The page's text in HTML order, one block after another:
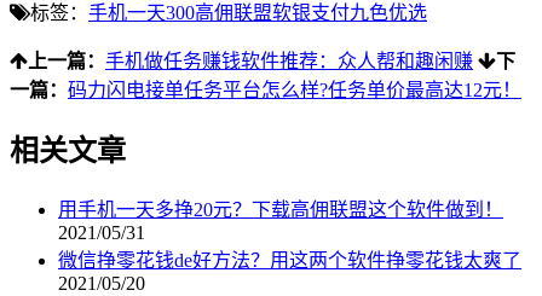
标签： 手机一天300高佣联盟软银支付九色优选
上一篇： 手机做任务赚钱软件推荐：众人帮和趣闲赚
下
一篇： 码力闪电接单任务平台怎么样?任务单价最高达12元！
相关文章
用手机一天多挣20元？下载高佣联盟这个软件做到！
2021/05/31
微信挣零花钱de好方法？用这两个软件挣零花钱太爽了
2021/05/20